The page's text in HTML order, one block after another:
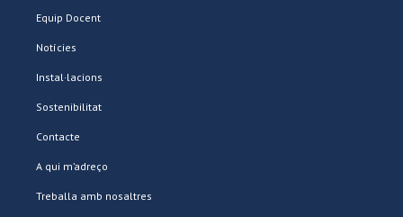
Equip Docent
Notícies
Instal·lacions
Sostenibilitat
Contacte
A qui m’adreço
Treballa amb nosaltres